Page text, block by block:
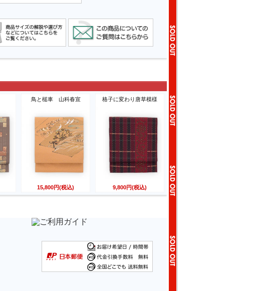
鳥と槌車 山科春宣
15,800円(税込)
格子に変わり唐草模様
9,800円(税込)